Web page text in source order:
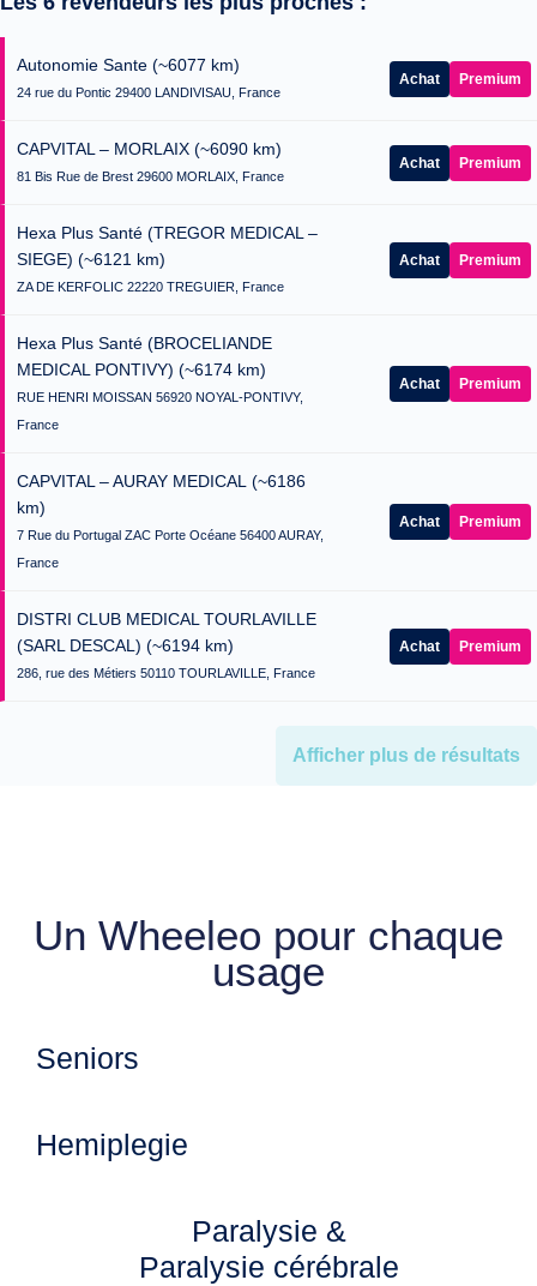
Autonomie Sante (~6077 km)
24 rue du Pontic 29400 LANDIVISAU, France
Achat Premium
CAPVITAL – MORLAIX (~6090 km)
81 Bis Rue de Brest 29600 MORLAIX, France
Achat Premium
Hexa Plus Santé (TREGOR MEDICAL –
SIEGE) (~6121 km)
ZA DE KERFOLIC 22220 TREGUIER, France
Achat Premium
Hexa Plus Santé (BROCELIANDE
MEDICAL PONTIVY) (~6174 km)
RUE HENRI MOISSAN 56920 NOYAL-PONTIVY,
France
Achat Premium
CAPVITAL – AURAY MEDICAL (~6186
km)
7 Rue du Portugal ZAC Porte Océane 56400 AURAY,
France
Achat Premium
DISTRI CLUB MEDICAL TOURLAVILLE
(SARL DESCAL) (~6194 km)
286, rue des Métiers 50110 TOURLAVILLE, France
Achat Premium
Afficher plus de résultats
Un Wheeleo pour chaque
usage
Seniors
Hemiplegie
Paralysie &
Paralysie cérébrale